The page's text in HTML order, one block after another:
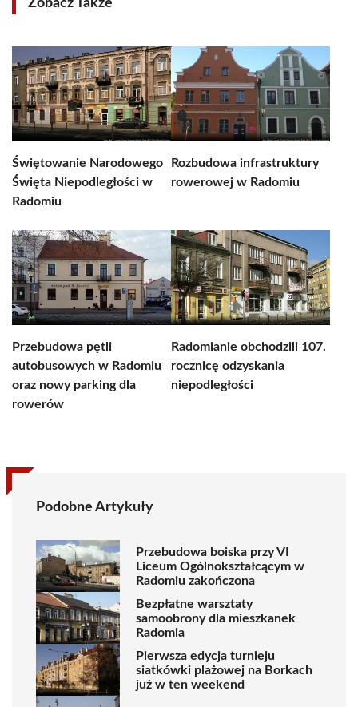
Zobacz Także
Świętowanie Narodowego
Święta Niepodległości w
Radomiu
Rozbudowa infrastruktury
rowerowej w Radomiu
Przebudowa pętli
autobusowych w Radomiu
oraz nowy parking dla
rowerów
Radomianie obchodzili 107.
rocznicę odzyskania
niepodległości
Podobne Artykuły
Przebudowa boiska przy VI
Liceum Ogólnokształcącym w
Radomiu zakończona
Bezpłatne warsztaty
samoobrony dla mieszkanek
Radomia
Pierwsza edycja turnieju
siatkówki plażowej na Borkach
już w ten weekend